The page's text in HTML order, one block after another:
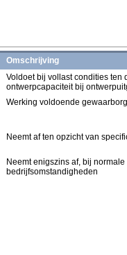
Omschrijving
Voldoet bij vollast condities ten
ontwerpcapaciteit bij
Werking voldoende
Neemt af ten opzicht van
Neemt enigszins af, bij normale
bedrijfsomstandigheden